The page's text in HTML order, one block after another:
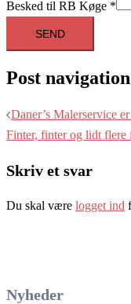
Besked til RB Køge *
SEND
Post navigation
Daner’s Malerservice
Finter, finter og lidt flere
Skriv et svar
Du skal være logget ind
Nyheder